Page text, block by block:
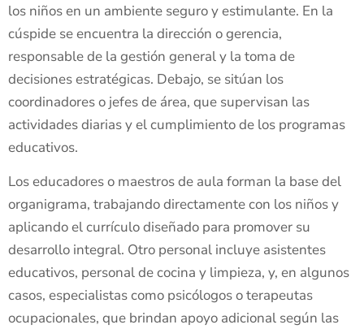
los niños en un ambiente seguro y estimulante. En la
cúspide se encuentra la dirección o gerencia,
responsable de la gestión general y la toma de
decisiones estratégicas. Debajo, se sitúan los
coordinadores o jefes de área, que supervisan las
actividades diarias y el cumplimiento de los programas
educativos.
Los educadores o maestros de aula forman la base del
organigrama, trabajando directamente con los niños y
aplicando el currículo diseñado para promover su
desarrollo integral. Otro personal incluye asistentes
educativos, personal de cocina y limpieza, y, en algunos
casos, especialistas como psicólogos o terapeutas
ocupacionales, que brindan apoyo adicional según las